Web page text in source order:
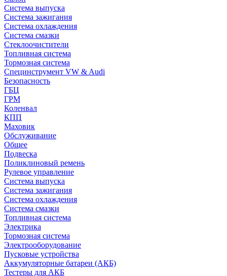
Система выпуска
Система зажигания
Система охлаждения
Система смазки
Стеклоочистители
Топливная система
Тормозная система
Специнструмент VW & Audi
Безопасность
ГБЦ
ГРМ
Коленвал
КПП
Маховик
Обслуживание
Общее
Подвеска
Поликлиновый ремень
Рулевое управление
Система выпуска
Система зажигания
Система охлаждения
Система смазки
Топливная система
Электрика
Тормозная система
Электрооборудование
Пусковые устройства
Аккумуляторные батареи (АКБ)
Тестеры для АКБ